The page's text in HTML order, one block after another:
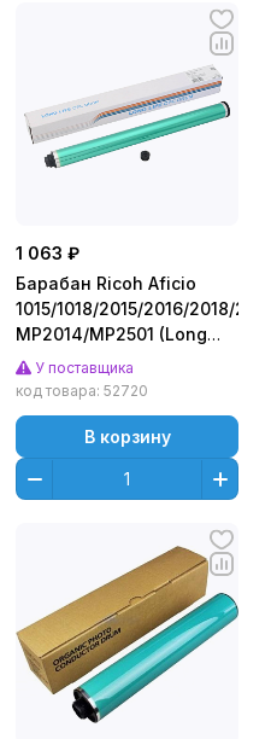
1 063 ₽
Барабан Ricoh Aficio
1015/1018/2015/2016/2018/
MP2014/MP2501 (Long
Life/долговечный)
(B039-9510/B0399510)
У поставщика
код товара: 52720
В корзину